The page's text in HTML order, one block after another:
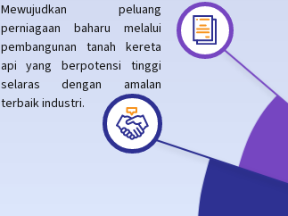
Mewujudkan peluang
perniagaan baharu melalui
pembangunan tanah kereta
api yang berpotensi tinggi
selaras dengan amalan
terbaik industri.